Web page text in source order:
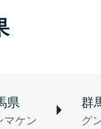
県
マケン
群
グ